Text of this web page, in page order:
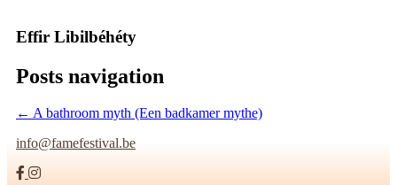
Effir Libilbéhéty
Posts navigation
← A bathroom myth (Een badkamer mythe)
info@famefestival.be